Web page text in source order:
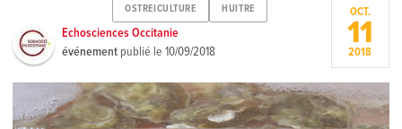
OSTREICULTURE HUITRE
Echosciences Occitanie
événement publié le10/09/2018
OCT.
11
2018